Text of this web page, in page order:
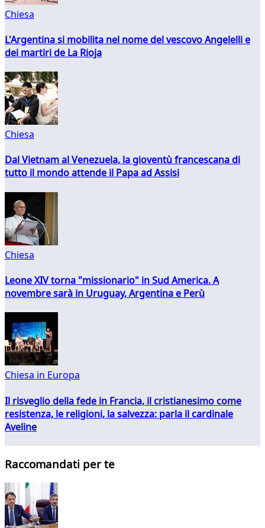
Chiesa
L'Argentina si mobilita nel nome del vescovo Angelelli e
dei martiri de La Rioja
Chiesa
Dal Vietnam al Venezuela, la gioventù francescana di
tutto il mondo attende il Papa ad Assisi
Chiesa
Leone XIV torna "missionario" in Sud America. A
novembre sarà in Uruguay, Argentina e Perù
Chiesa in Europa
Il risveglio della fede in Francia, il cristianesimo come
resistenza, le religioni, la salvezza: parla il cardinale
Aveline
Raccomandati per te